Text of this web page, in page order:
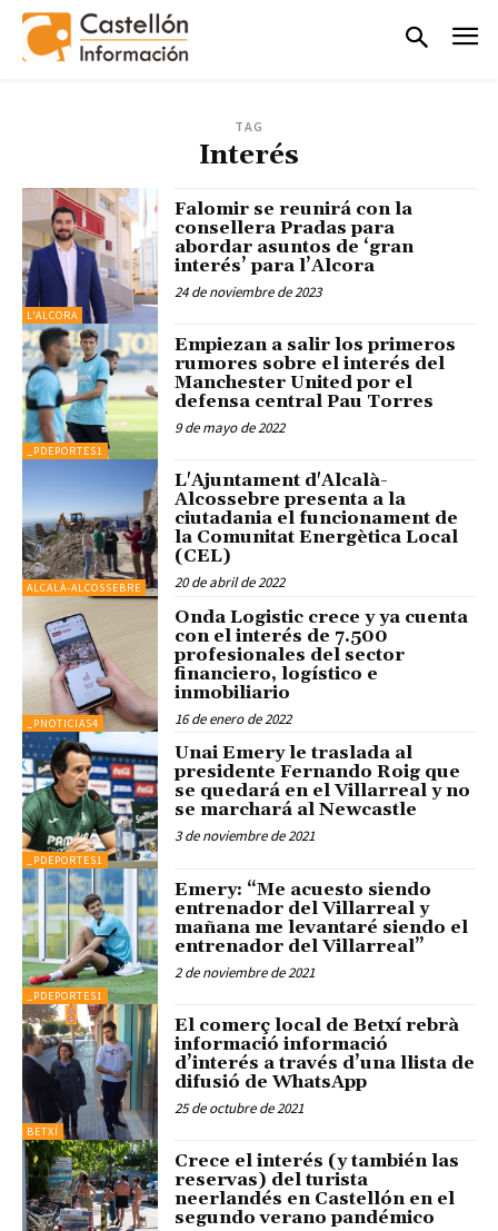
TAG
Interés
L'ALCORA
Falomir se reunirá con la
consellera Pradas para
abordar asuntos de ‘gran
interés’ para l’Alcora
24 de noviembre de 2023
_PDEPORTES1
Empiezan a salir los primeros
rumores sobre el interés del
Manchester United por el
defensa central Pau Torres
9 de mayo de 2022
ALCALÀ-ALCOSSEBRE
L'Ajuntament d'Alcalà-
Alcossebre presenta a la
ciutadania el funcionament de
la Comunitat Energètica Local
(CEL)
20 de abril de 2022
_PNOTICIAS4
Onda Logistic crece y ya cuenta
con el interés de 7.500
profesionales del sector
financiero, logístico e
inmobiliario
16 de enero de 2022
_PDEPORTES1
Unai Emery le traslada al
presidente Fernando Roig que
se quedará en el Villarreal y no
se marchará al Newcastle
3 de noviembre de 2021
_PDEPORTES1
Emery: “Me acuesto siendo
entrenador del Villarreal y
mañana me levantaré siendo el
entrenador del Villarreal”
2 de noviembre de 2021
BETXÍ
El comerç local de Betxí rebrà
informació informació
d’interés a través d’una llista de
difusió de WhatsApp
25 de octubre de 2021
Crece el interés (y también las
reservas) del turista
neerlandés en Castellón en el
segundo verano pandémico